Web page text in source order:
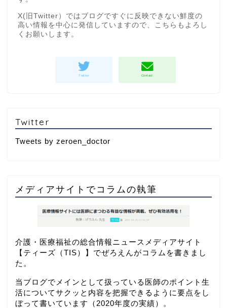
X(旧Twitter）ではブログですぐに反映できない鮮度の
高い情報を中心に発信していますので、こちらもよろし
くお願いします。
Twitter
Tweets by zeroen_doctor
メディアサイトでコラムの執筆
介護・医療福祉の総合情報ニュースメディアサイト
【 ティーズ（TIS）
】でぜろえんがコラムを書きまし
た。
当ブログでメインとして扱っている医師のポイント生
活についてサクッと内容を把握できるように要点をし
ぼって書いています（2020年度の実績）。